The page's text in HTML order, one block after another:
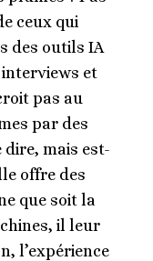
ceux qui
des outils IA
et
pas au
par des
dire, mais est-
offre des
que soit la
il leur
l’expérience